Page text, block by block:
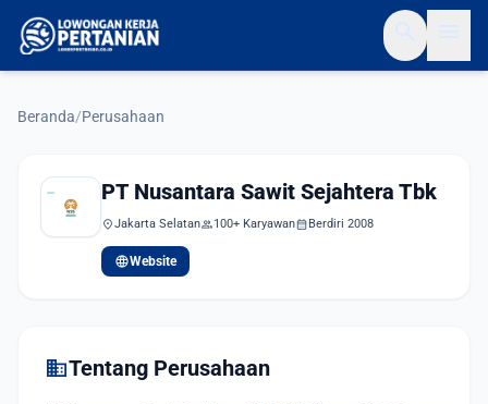
Beranda/Perusahaan
PT Nusantara Sawit Sejahtera Tbk
location_onJakarta Selatangroup100+ Karyawancalendar_monthBerdiri 2008
languageWebsite
domainTentang Perusahaan